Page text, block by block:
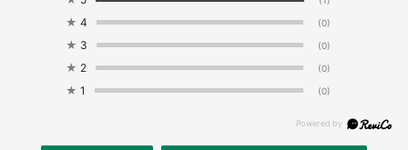
★ 4 (0)
★ 3 (0)
★ 2 (0)
★ 1 (0)